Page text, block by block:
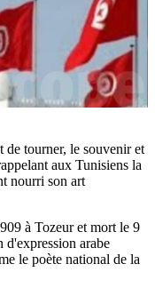
de tourner, le souvenir et
aux Tunisiens la
nourri son art
à Tozeur et mort le 9
d'expression arabe
le poète national de la